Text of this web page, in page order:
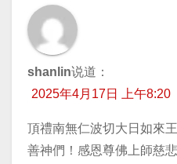
shanlin说道：
2025年4月17日 上午8:20
頂禮南無仁波切大日如來
善神們！感恩尊佛上師慈